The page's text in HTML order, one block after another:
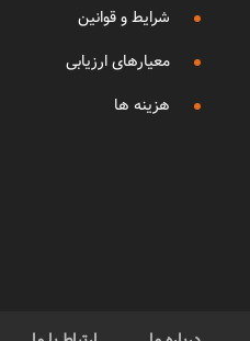
شرایط و قوانین
معیارهای ارزیابی
هزینه ها